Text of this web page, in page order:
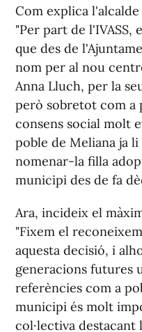
Com explica l'alcalde
"Per part de l'IVASS,
que des de
nom per al nou
Anna Lluch, per la
però sobretot com a
consens social molt
poble de Meliana ja
nomenar-la filla
municipi des de fa
Ara, incideix el
"Fixem el
aquesta decisió, i
generacions futures
referències com a
municipi és molt
col·lectiva destacant